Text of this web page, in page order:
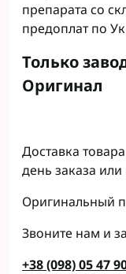
препарата со
предоплат по
Только
Оригинал
Доставка
день заказа
Оригинальный
Звоните нам и
+38 (098) 05 47